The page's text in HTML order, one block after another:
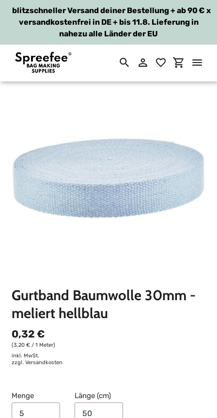
zum
blitzschneller Versand deiner Bestellung + ab 90 €
versandkostenfrei in DE + bis 11.8. Lieferung in
nahezu alle Länder der EU
x
SuchenEinloggen
Gurtband Baumwolle 30mm -
meliert hellblau
0,32 €
(3,20 € / 1 Meter)
inkl. MwSt.
zzgl. Versandkosten
Menge Länge (cm)